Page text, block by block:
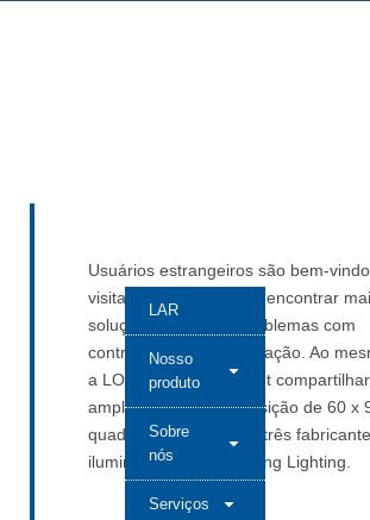
LAR
Nosso
produto
Sobre
nós
Serviços
Usuários estrangeiros são bem-
visitar nosso estande e encontrar
soluções para seus problemas com
controladores de iluminação. Ao
a LONG-JOIN Intelligent
amplo espaço de exposição de 60 x
quadrados com outros três
iluminação na Hong Kong Lighting.